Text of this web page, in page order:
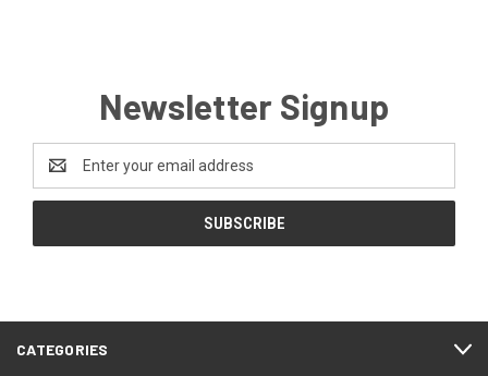
Newsletter Signup
Email
Address
CATEGORIES